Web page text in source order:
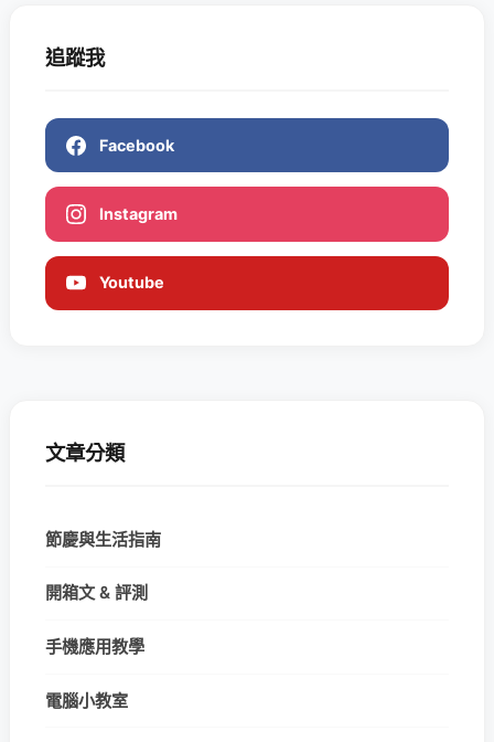
追蹤我
Facebook
Instagram
Youtube
文章分類
節慶與生活指南
開箱文 & 評測
手機應用教學
電腦小教室